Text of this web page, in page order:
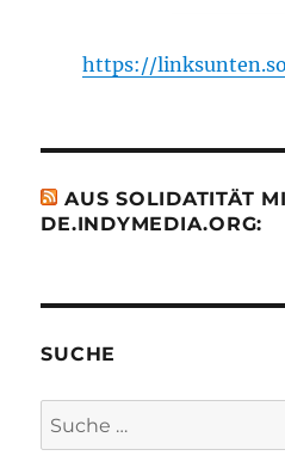
https://
AUS SOLIDATITÄT
DE.INDYMEDIA.ORG:
SUCHE
Suche
nach: